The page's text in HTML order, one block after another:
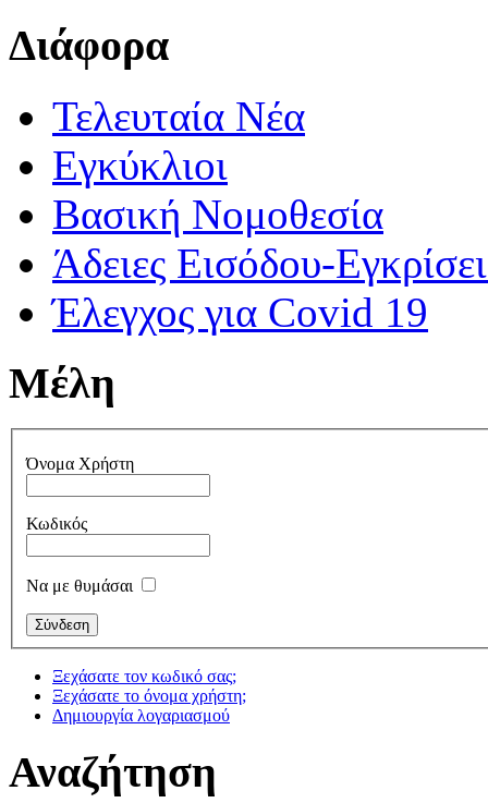
Διάφορα
Τελευταία Νέα
Εγκύκλιοι
Βασική Νομοθεσία
Άδειες Εισόδου-
Έλεγχος για Covid 19
Μέλη
Όνομα Χρήστη
Κωδικός
Να με θυμάσαι
Ξεχάσατε τον κωδικό σας;
Ξεχάσατε το όνομα χρήστη;
Δημιουργία λογαριασμού
Αναζήτηση